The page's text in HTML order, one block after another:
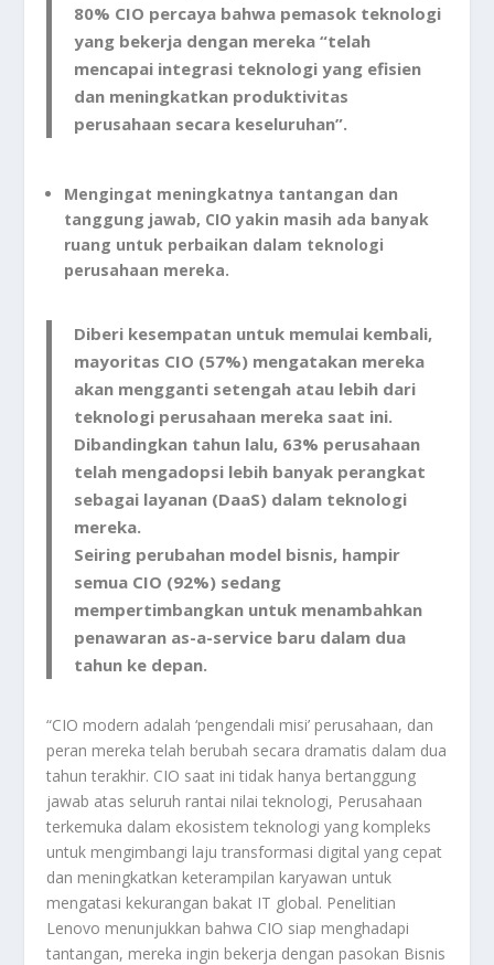
80% CIO percaya bahwa pemasok teknologi
yang bekerja dengan mereka “telah
mencapai integrasi teknologi yang efisien
dan meningkatkan produktivitas
perusahaan secara keseluruhan”.
Mengingat meningkatnya tantangan dan
tanggung jawab, CIO yakin masih ada banyak
ruang untuk perbaikan dalam teknologi
perusahaan mereka.
Diberi kesempatan untuk memulai kembali,
mayoritas CIO (57%) mengatakan mereka
akan mengganti setengah atau lebih dari
teknologi perusahaan mereka saat ini.
Dibandingkan tahun lalu, 63% perusahaan
telah mengadopsi lebih banyak perangkat
sebagai layanan (DaaS) dalam teknologi
mereka.
Seiring perubahan model bisnis, hampir
semua CIO (92%) sedang
mempertimbangkan untuk menambahkan
penawaran as-a-service baru dalam dua
tahun ke depan.
“CIO modern adalah ‘pengendali misi’ perusahaan, dan
peran mereka telah berubah secara dramatis dalam dua
tahun terakhir. CIO saat ini tidak hanya bertanggung
jawab atas seluruh rantai nilai teknologi, Perusahaan
terkemuka dalam ekosistem teknologi yang kompleks
untuk mengimbangi laju transformasi digital yang cepat
dan meningkatkan keterampilan karyawan untuk
mengatasi kekurangan bakat IT global. Penelitian
Lenovo menunjukkan bahwa CIO siap menghadapi
tantangan, mereka ingin bekerja dengan pasokan Bisnis